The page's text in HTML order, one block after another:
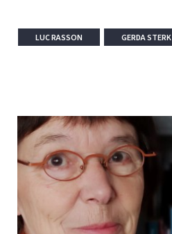
LUC RASSON GERDA STERK